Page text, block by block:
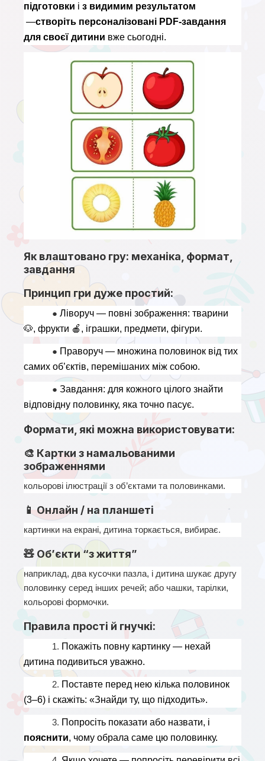
підготовки і з видимим результатом
—створіть персоналізовані PDF-завдання
для своєї дитини вже сьогодні.
Як влаштовано гру: механіка, формат,
завдання
Принцип гри дуже простий:
●
🐶, фрукти 🍎 , іграшки, предмети, фігури.
● Праворуч — множина половинок від тих
самих об’єктів, перемішаних між собою.
● Завдання: для кожного цілого знайти
відповідну половинку, яка точно пасує.
Формати, які можна використовувати:
🎨 Картки з намальованими
зображеннями
кольорові ілюстрації з об’єктами та половинками.
📱 Онлайн / на планшеті
картинки на екрані, дитина торкається, вибирає.
🧸 Об’єкти “з життя”
наприклад, два кусочки пазла, і дитина шукає другу
половинку серед інших речей; або чашки, тарілки,
кольорові формочки.
Правила прості й гнучкі:
1. Покажіть повну картинку — нехай
дитина подивиться уважно.
2. Поставте перед нею кілька половинок
(3–6) і скажіть: «Знайди ту, що підходить».
3.
пояснити, чому обрала саме цю половинку.